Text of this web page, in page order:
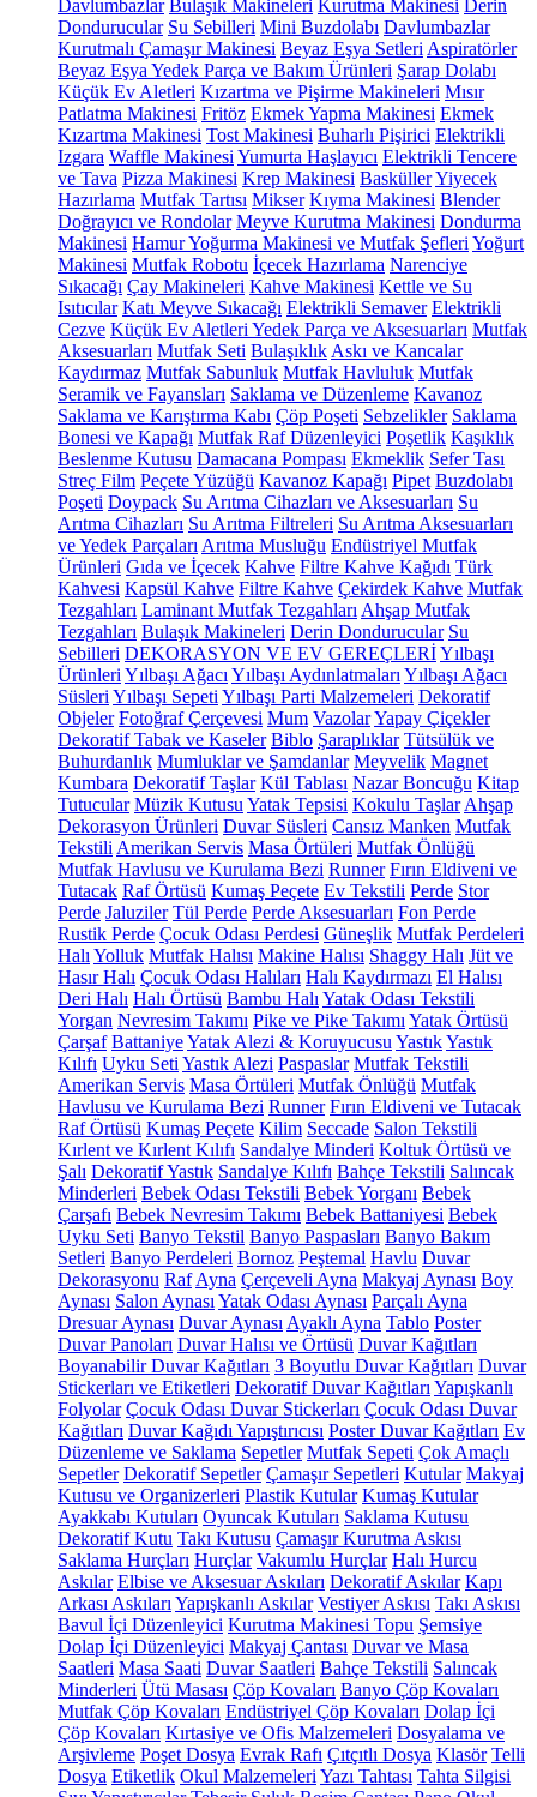
Davlumbazlar Bulaşık Makineleri Kurutma Makinesi Derin
Dondurucular Su Sebilleri Mini Buzdolabı Davlumbazlar
Kurutmalı Çamaşır Makinesi Beyaz Eşya Setleri Aspiratörler
Beyaz Eşya Yedek Parça ve Bakım Ürünleri Şarap Dolabı
Küçük Ev Aletleri Kızartma ve Pişirme Makineleri Mısır
Patlatma Makinesi Fritöz Ekmek Yapma Makinesi Ekmek
Kızartma Makinesi Tost Makinesi Buharlı Pişirici Elektrikli
Izgara Waffle Makinesi Yumurta Haşlayıcı Elektrikli Tencere
ve Tava Pizza Makinesi Krep Makinesi BasküllerYiyecek
Hazırlama Mutfak Tartısı Mikser Kıyma Makinesi Blender
Doğrayıcı ve Rondolar Meyve Kurutma Makinesi Dondurma
Makinesi Hamur Yoğurma Makinesi ve Mutfak Şefleri Yoğurt
Makinesi Mutfak Robotu İçecek Hazırlama Narenciye
Sıkacağı Çay Makineleri Kahve Makinesi Kettle ve Su
Isıtıcılar Katı Meyve Sıkacağı Elektrikli Semaver Elektrikli
Cezve Küçük Ev Aletleri Yedek Parça ve Aksesuarları Mutfak
Aksesuarları Mutfak Seti Bulaşıklık Askı ve Kancalar
Kaydırmaz Mutfak Sabunluk Mutfak Havluluk Mutfak
Seramik ve Fayansları Saklama ve Düzenleme Kavanoz
Saklama ve Karıştırma Kabı Çöp Poşeti Sebzelikler Saklama
Bonesi ve Kapağı Mutfak Raf Düzenleyici Poşetlik Kaşıklık
Beslenme Kutusu Damacana Pompası Ekmeklik Sefer Tası
Streç Film Peçete Yüzüğü Kavanoz Kapağı Pipet Buzdolabı
Poşeti Doypack Su Arıtma Cihazları ve Aksesuarları Su
Arıtma Cihazları Su Arıtma Filtreleri Su Arıtma Aksesuarları
ve Yedek Parçaları Arıtma Musluğu Endüstriyel Mutfak
Ürünleri Gıda ve İçecek Kahve Filtre Kahve Kağıdı Türk
Kahvesi Kapsül Kahve Filtre Kahve Çekirdek Kahve Mutfak
Tezgahları Laminant Mutfak Tezgahları Ahşap Mutfak
Tezgahları Bulaşık Makineleri Derin Dondurucular Su
Sebilleri DEKORASYON VE EV GEREÇLERİYılbaşı
Ürünleri Yılbaşı Ağacı Yılbaşı Aydınlatmaları Yılbaşı Ağacı
Süsleri Yılbaşı Sepeti Yılbaşı Parti Malzemeleri Dekoratif
Objeler Fotoğraf Çerçevesi Mum VazolarYapay Çiçekler
Dekoratif Tabak ve Kaseler Biblo Şaraplıklar Tütsülük ve
Buhurdanlık Mumluklar ve Şamdanlar Meyvelik Magnet
Kumbara Dekoratif Taşlar Kül Tablası Nazar Boncuğu Kitap
Tutucular Müzik Kutusu Yatak Tepsisi Kokulu Taşlar Ahşap
Dekorasyon Ürünleri Duvar Süsleri Cansız Manken Mutfak
Tekstili Amerikan Servis Masa Örtüleri Mutfak Önlüğü
Mutfak Havlusu ve Kurulama Bezi Runner Fırın Eldiveni ve
Tutacak Raf Örtüsü Kumaş Peçete Ev Tekstili Perde Stor
Perde Jaluziler Tül Perde Perde Aksesuarları Fon Perde
Rustik Perde Çocuk Odası Perdesi Güneşlik Mutfak Perdeleri
Halı Yolluk Mutfak Halısı Makine Halısı Shaggy Halı Jüt ve
Hasır Halı Çocuk Odası Halıları Halı Kaydırmazı El Halısı
Deri Halı Halı Örtüsü Bambu Halı Yatak Odası Tekstili
Yorgan Nevresim Takımı Pike ve Pike Takımı Yatak Örtüsü
Çarşaf BattaniyeYatak Alezi & Koruyucusu YastıkYastık
Kılıfı Uyku Seti Yastık Alezi Paspaslar Mutfak Tekstili
Amerikan Servis Masa Örtüleri Mutfak Önlüğü Mutfak
Havlusu ve Kurulama Bezi Runner Fırın Eldiveni ve Tutacak
Raf Örtüsü Kumaş Peçete Kilim Seccade Salon Tekstili
Kırlent ve Kırlent Kılıfı Sandalye Minderi Koltuk Örtüsü ve
Şalı Dekoratif Yastık Sandalye Kılıfı Bahçe Tekstili Salıncak
Minderleri Bebek Odası Tekstili Bebek Yorganı Bebek
Çarşafı Bebek Nevresim Takımı Bebek Battaniyesi Bebek
Uyku Seti Banyo Tekstil Banyo Paspasları Banyo Bakım
Setleri Banyo Perdeleri Bornoz Peştemal Havlu Duvar
Dekorasyonu Raf Ayna Çerçeveli Ayna Makyaj Aynası Boy
Aynası Salon Aynası Yatak Odası Aynası Parçalı Ayna
Dresuar Aynası Duvar Aynası Ayaklı Ayna Tablo Poster
Duvar Panoları Duvar Halısı ve Örtüsü Duvar Kağıtları
Boyanabilir Duvar Kağıtları 3 Boyutlu Duvar Kağıtları Duvar
Stickerları ve Etiketleri Dekoratif Duvar Kağıtları Yapışkanlı
Folyolar Çocuk Odası Duvar Stickerları Çocuk Odası Duvar
Kağıtları Duvar Kağıdı Yapıştırıcısı Poster Duvar Kağıtları Ev
Düzenleme ve Saklama Sepetler Mutfak Sepeti Çok Amaçlı
Sepetler Dekoratif Sepetler Çamaşır Sepetleri Kutular Makyaj
Kutusu ve Organizerleri Plastik Kutular Kumaş Kutular
Ayakkabı Kutuları Oyuncak Kutuları Saklama Kutusu
Dekoratif Kutu Takı Kutusu Çamaşır Kurutma Askısı
Saklama Hurçları Hurçlar Vakumlu Hurçlar Halı Hurcu
Askılar Elbise ve Aksesuar Askıları Dekoratif Askılar Kapı
Arkası Askıları Yapışkanlı Askılar Vestiyer Askısı Takı Askısı
Bavul İçi Düzenleyici Kurutma Makinesi Topu Şemsiye
Dolap İçi Düzenleyici Makyaj Çantası Duvar ve Masa
Saatleri Masa Saati Duvar Saatleri Bahçe Tekstili Salıncak
Minderleri Ütü Masası Çöp Kovaları Banyo Çöp Kovaları
Mutfak Çöp Kovaları Endüstriyel Çöp Kovaları Dolap İçi
Çöp Kovaları Kırtasiye ve Ofis Malzemeleri Dosyalama ve
Arşivleme Poşet Dosya Evrak Rafı Çıtçıtlı Dosya Klasör Telli
Dosya Etiketlik Okul Malzemeleri Yazı Tahtası Tahta Silgisi